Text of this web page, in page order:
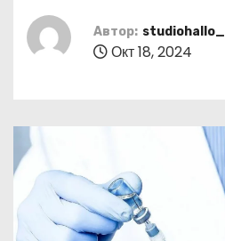
Автор: studiohallo_
Окт 18, 2024